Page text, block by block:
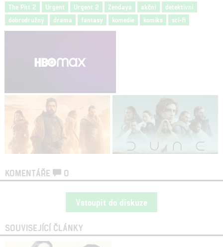
The Pitt 2
Urgent Urgent 2 Zendaya akční
detektivní
dobrodružný
drama fantasy komedie komiks sci-fi
KOMENTÁŘE 0
Vstoupit do diskuze
SOUVISEJÍCÍ ČLÁNKY